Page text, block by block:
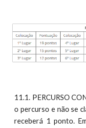
11.1. PERCURSO
o percurso e não se
receberá 1 ponto.